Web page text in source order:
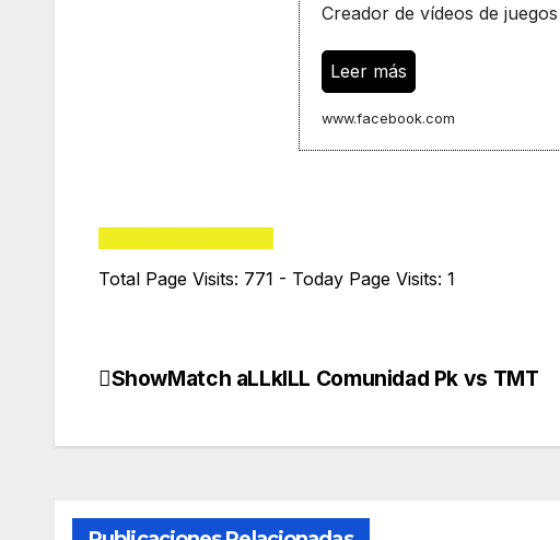
Creador de vídeos de juegos
Leer más
www.facebook.com
Total Page Visits: 771 - Today Page Visits: 1
Navegación
ShowMatch aLLkILL Comunidad Pk vs TMT